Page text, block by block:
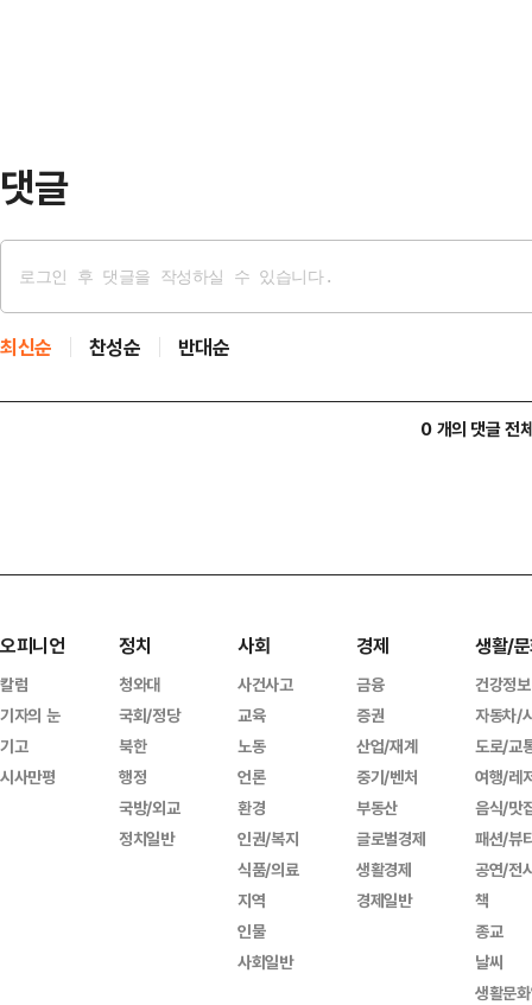
댓글
최신순 찬성순 반대순
0 개의 댓글 전
오피니언
칼럼
기자의 눈
기고
시사만평
정치
청와대
국회/정당
북한
행정
국방/외교
정치일반
사회
사건사고
교육
노동
언론
환경
인권/복지
식품/의료
지역
인물
사회일반
경제
금융
증권
산업/재계
중기/벤처
부동산
글로벌경제
생활경제
경제일반
생활/
건강정보
자동차/
도로/교
여행/레
음식/맛
패션/뷰
공연/전
책
종교
날씨
생활문